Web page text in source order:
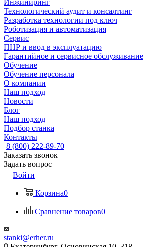
Инжиниринг
Технологический аудит и консалтинг
Разработка технологии под ключ
Роботизация и автоматизация
Сервис
ПНР и ввод в эксплуатацию
Гарантийное и сервисное обслуживание
Обучение
Обучение персонала
О компании
Наш подход
Новости
Блог
Наш подход
Подбор станка
Контакты
8 (800) 222-89-70
Заказать звонок
Задать вопрос
Войти
Корзина0
Сравнение товаров0
stanki@erher.ru